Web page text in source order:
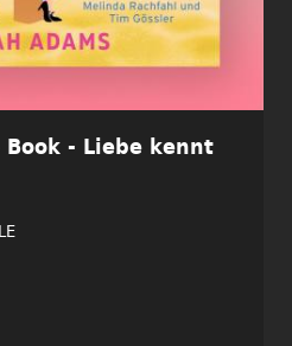
Book - Liebe kennt